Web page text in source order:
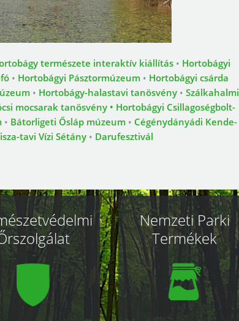
természete interaktív kiállítás • Hortobágyi
• Hortobágyi Pásztormúzeum • Hortobágyi csárda
• Hortobágy-halastavi tanösvény• Szálkahalmi
mocsarak tanösvény • Hortobágyi Csillagoségbolt-
• Bátorligeti Ősláp múzeum • Cégénydányádi Kende-
tavi Vízi Sétány • Darufesztivál
Nemzeti Parki
Termékek